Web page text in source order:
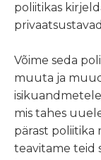
poliitikas
Võime seda
muuta ja
mis tahes
pärast
teavitame teid